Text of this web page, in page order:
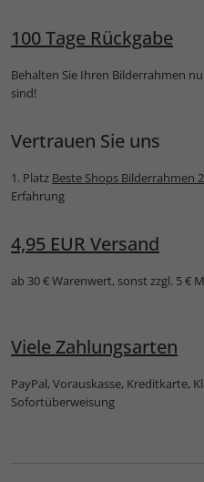
100 Tage Rückgabe
Behalten Sie Ihren Bilderrahmen
sind!
Vertrauen Sie uns
1. Platz Beste Shops Bilderrahmen
Erfahrung
4,95 EUR Versand
ab 30 € Warenwert, sonst zzgl. 5 €
Viele Zahlungsarten
PayPal, Vorauskasse, Kreditkarte,
Sofortüberweisung